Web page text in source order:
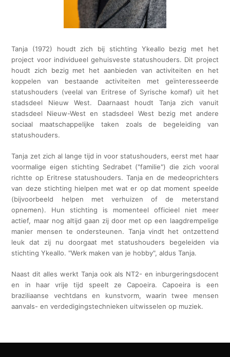
Tanja (1972) houdt zich bij stichting Ykeallo bezig met het
project voor individueel gehuisveste statushouders. Dit project
houdt zich bezig met het aanbieden van activiteiten en het
koppelen van bestaande activiteiten met geïnteresseerde
statushouders (veelal van Eritrese of Syrische komaf) uit het
stadsdeel Nieuw West. Daarnaast houdt Tanja zich vanuit
stadsdeel Nieuw-West en stadsdeel West bezig met andere
sociaal maatschappelijke taken zoals de begeleiding van
statushouders.
Tanja zet zich al lange tijd in voor statushouders, eerst met haar
voormalige eigen stichting Sedrabet ("familie")die zich vooral
richtte op Eritrese statushouders. Tanja en de medeoprichters
van deze stichting hielpen met wat er op dat moment speelde
(bijvoorbeeld helpen met verhuizen of de meterstand
opnemen). Hun stichting is momenteel officieel niet meer
actief, maar nog altijd gaan zij door met op een laagdrempelige
manier mensen te ondersteunen. Tanja vindt het ontzettend
leuk dat zij nu doorgaat met statushouders begeleiden via
stichting Ykeallo. "Werk maken van je hobby", aldus Tanja.
Naast dit alles werkt Tanja ook als NT2- en inburgeringsdocent
en in haar vrije tijd speelt ze Capoeira. Capoeira is een
braziliaanse vechtdans en kunstvorm, waarin twee mensen
aanvals- en verdedigingstechnieken uitwisselen op muziek.